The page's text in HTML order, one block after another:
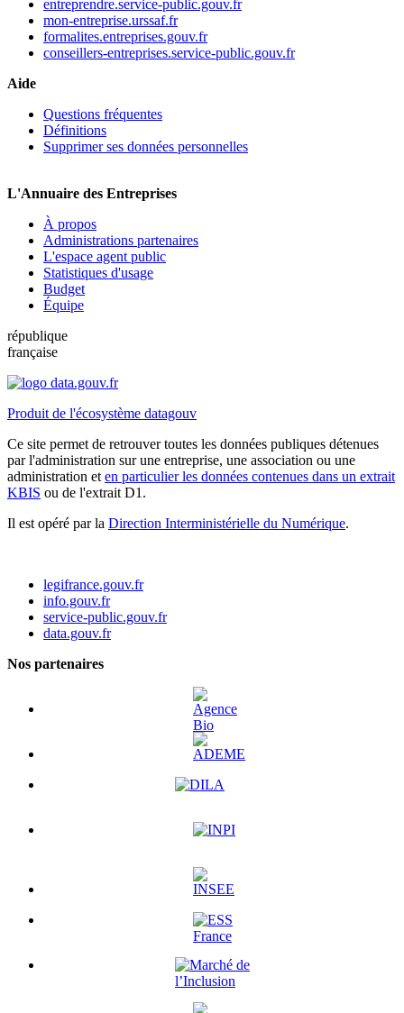
entreprendre.service-public.gouv.fr
mon-entreprise.urssaf.fr
formalites.entreprises.gouv.fr
conseillers-entreprises.service-public.gouv.fr
Aide
Questions fréquentes
Définitions
Supprimer ses données personnelles
L'Annuaire des Entreprises
À propos
Administrations partenaires
L'espace agent public
Statistiques d'usage
Budget
Équipe
république
française
Produit de l'écosystème datagouv
Ce site permet de retrouver toutes les données publiques détenues
par l'administration sur une entreprise, une association ou une
administration et en particulier les données contenues dans un extrait
KBIS ou de l'extrait D1.
Il est opéré par la Direction Interministérielle du Numérique.
legifrance.gouv.fr
info.gouv.fr
service-public.gouv.fr
data.gouv.fr
Nos partenaires